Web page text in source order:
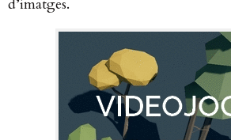
d’imatges.